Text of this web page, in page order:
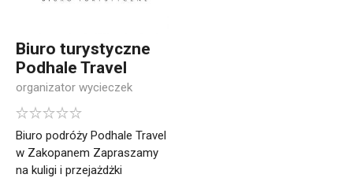
Biuro turystyczne
Podhale Travel
organizator wycieczek
Biuro podróży Podhale Travel
w Zakopanem Zapraszamy
na kuligi i przejażdżki